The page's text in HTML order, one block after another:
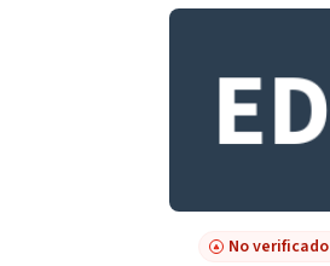
No verificado